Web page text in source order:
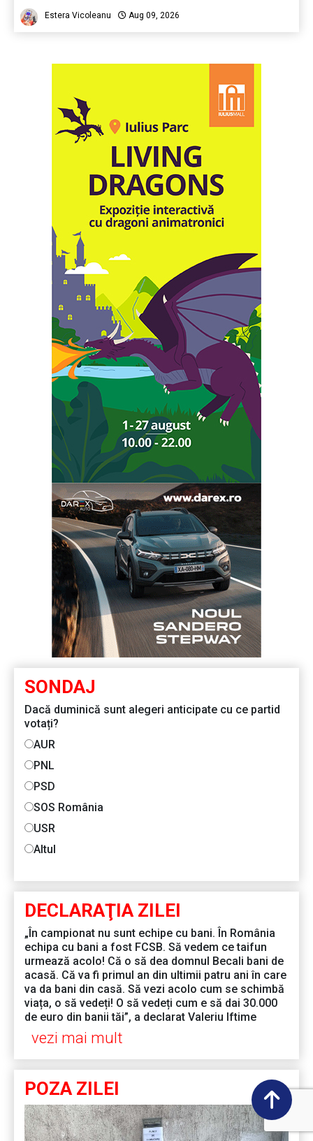
Estera Vicoleanu Aug 09, 2026
SONDAJ
Dacă duminică sunt alegeri anticipate cu ce partid
votați?
AUR
PNL
PSD
SOS România
USR
Altul
DECLARAŢIA ZILEI
„În campionat nu sunt echipe cu bani. În România
echipa cu bani a fost FCSB. Să vedem ce taifun
urmează acolo! Că o să dea domnul Becali bani de
acasă. Că va fi primul an din ultimii patru ani în care
va da bani din casă. Să vezi acolo cum se schimbă
viața, o să vedeți! O să vedeți cum e să dai 30.000
de euro din banii tăi”, a declarat Valeriu Iftime
vezi mai mult
POZA ZILEI